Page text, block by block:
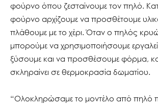
φούρνο όπου ζεσταίνουμε τον πηλό.
φούρνο αρχίζουμε να προσθέτουμε
πλάθουμε με το χέρι. Όταν ο πηλός
μπορούμε να χρησιμοποιήσουμε
ξύσουμε και να προσθέσουμε φόρμα,
σκληραίνει σε θερμοκρασία δωματίου.
“Ολοκληρώσαμε το μοντέλο από πηλό